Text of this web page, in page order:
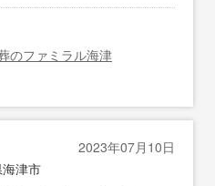
のファミラル海津
2023年07月10日
津市